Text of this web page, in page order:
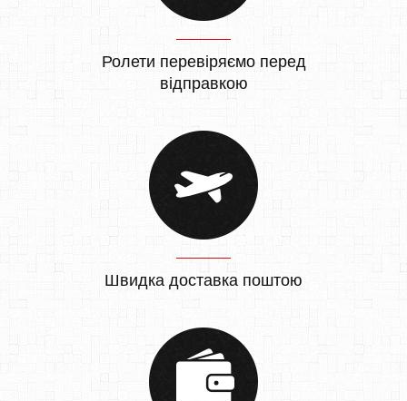
Ролети перевіряємо перед
відправкою
Швидка доставка поштою